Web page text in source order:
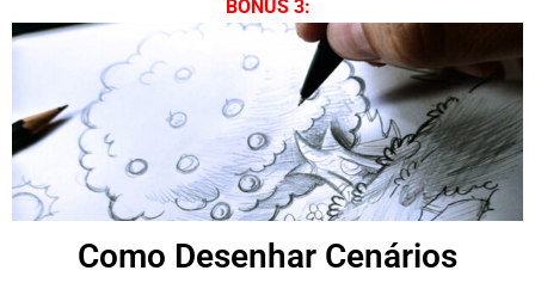
BÔNUS 3:
Como Desenhar Cenários